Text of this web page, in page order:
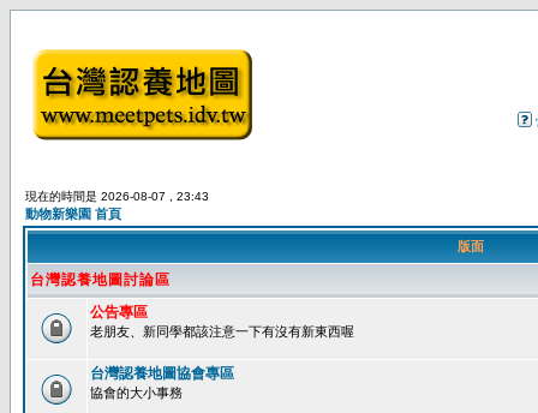
現在的時間是 2026-08-07 , 23:43
動物新樂園 首頁
版面
台灣認養地圖討論區
公告專區
老朋友、新同學都該注意一下有沒有新東西喔
台灣認養地圖協會專區
協會的大小事務